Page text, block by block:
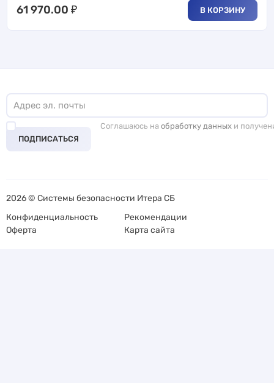
61 970.00 ₽ В КОРЗИНУ
ПОДПИСАТЬСЯ
Соглашаюсь на обработку данных и
2026 © Системы безопасности Итера СБ
Конфиденциальность
Рекомендации
Оферта
Карта сайта